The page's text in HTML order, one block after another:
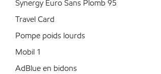
Synergy Euro Sans Plomb 95
Travel Card
Pompe poids lourds
Mobil 1
AdBlue en bidons